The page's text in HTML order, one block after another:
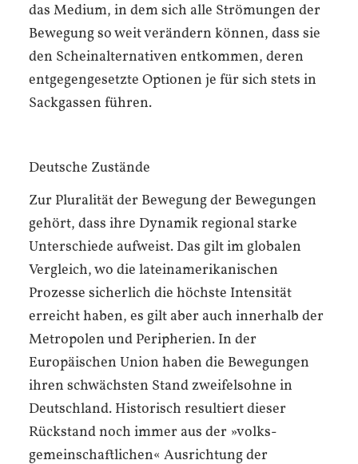
das Medium, in dem sich alle Strömungen der
Bewegung so weit verändern können, dass sie
den Scheinalternativen entkommen, deren
entgegengesetzte Optionen je für sich stets in
Sackgassen führen.
Deutsche Zustände
Zur Pluralität der Bewegung der Bewegungen
gehört, dass ihre Dynamik regional starke
Unterschiede aufweist. Das gilt im globalen
Vergleich, wo die lateinamerikanischen
Prozesse sicherlich die höchste Intensität
erreicht haben, es gilt aber auch innerhalb der
Metropolen und Peripherien. In der
Europäischen Union haben die Bewegungen
ihren schwächsten Stand zweifelsohne in
Deutschland. Historisch resultiert dieser
Rückstand noch immer aus der »volks­
gemeinschaftlichen« Ausrichtung der